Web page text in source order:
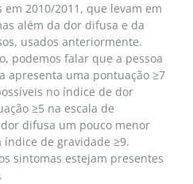
2010/2011, que levam em
além da dor difusa e da
usados anteriormente.
podemos falar que a pessoa
apresenta uma pontuação ≥7
no índice de dor
≥5 na escala de
difusa um pouco menor
índice de gravidade ≥9.
sintomas estejam presentes